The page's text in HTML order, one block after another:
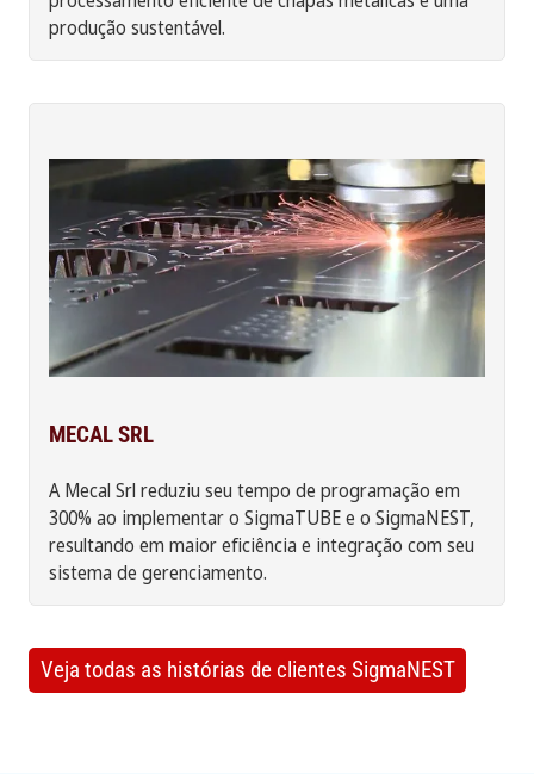
produção sustentável.
MECAL SRL
A Mecal Srl reduziu seu tempo de programação em
300% ao implementar o SigmaTUBE e o SigmaNEST,
resultando em maior eficiência e integração com seu
sistema de gerenciamento.
Veja todas as histórias de clientes SigmaNEST